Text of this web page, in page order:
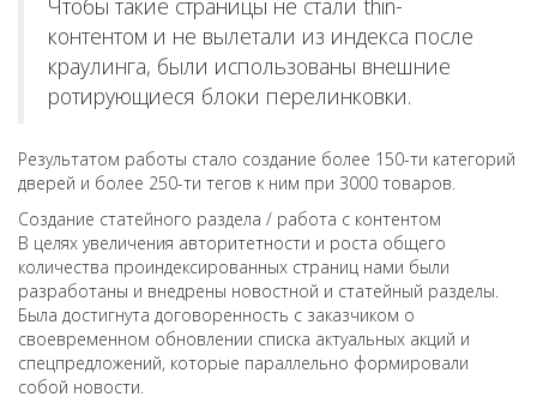
контентом и не вылетали из индекса после
краулинга, были использованы внешние
ротирующиеся блоки перелинковки.
Результатом работы стало создание более 150-ти категорий
дверей и более 250-ти тегов к ним при 3000 товаров.
Создание статейного раздела / работа с контентом
В целях увеличения авторитетности и роста общего
количества проиндексированных страниц нами были
разработаны и внедрены новостной и статейный разделы.
Была достигнута договоренность с заказчиком о
своевременном обновлении списка актуальных акций и
спецпредложений, которые параллельно формировали
собой новости.